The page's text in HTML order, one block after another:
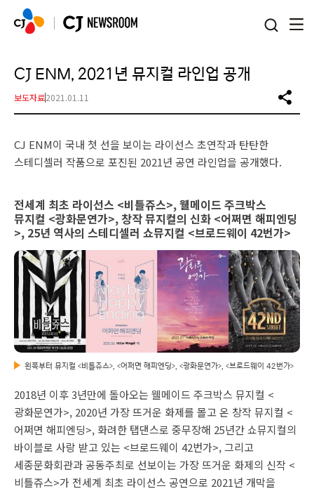
CJ ENM, 2021년 뮤지컬 라인업 공개
보도자료2021.01.11
CJ ENM이 국내 첫 선을 보이는 라이선스 초연작과 탄탄한
스테디셀러 작품으로 포진된 2021년 공연 라인업을 공개했다.
전세계 최초 라이선스 <비틀쥬스>, 웰메이드 주크박스
뮤지컬 <광화문연가>, 창작 뮤지컬의 신화 <어쩌면 해피엔딩
>, 25년 역사의 스테디셀러 쇼뮤지컬 <브로드웨이 42번가>
왼쪽부터 뮤지컬 <비틀쥬스>, <어쩌면 해피엔딩>, <광화문연가>, <브로드웨이 42번가>
2018년 이후 3년만에 돌아오는 웰메이드 주크박스 뮤지컬 <
광화문연가>, 2020년 가장 뜨거운 화제를 몰고 온 창작 뮤지컬 <
어쩌면 해피엔딩>, 화려한 탭댄스로 중무장해 25년간 쇼뮤지컬의
바이블로 사랑 받고 있는 <브로드웨이 42번가>, 그리고
세종문화회관과 공동주최로 선보이는 가장 뜨거운 화제의 신작 <
비틀쥬스>가 전세계 최초 라이선스 공연으로 2021년 개막을